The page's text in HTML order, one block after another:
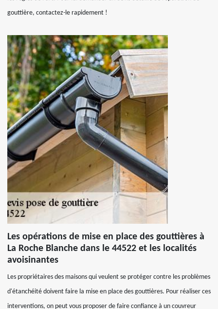
gouttière, contactez-le rapidement !
Les opérations de mise en place des gouttières à
La Roche Blanche dans le 44522 et les localités
avoisinantes
Les propriétaires des maisons qui veulent se protéger contre les problèmes
d'étanchéité doivent faire la mise en place des gouttières. Pour réaliser ces
interventions, on peut vous proposer de faire confiance à un couvreur